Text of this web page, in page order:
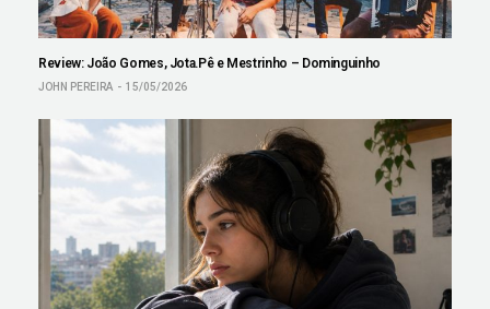
Review: João Gomes, Jota.Pê e Mestrinho – Dominguinho
JOHN PEREIRA 15/05/2026